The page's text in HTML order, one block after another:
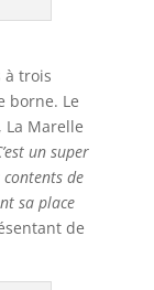
à trois
borne. Le
La Marelle
un super
de
sa place
de